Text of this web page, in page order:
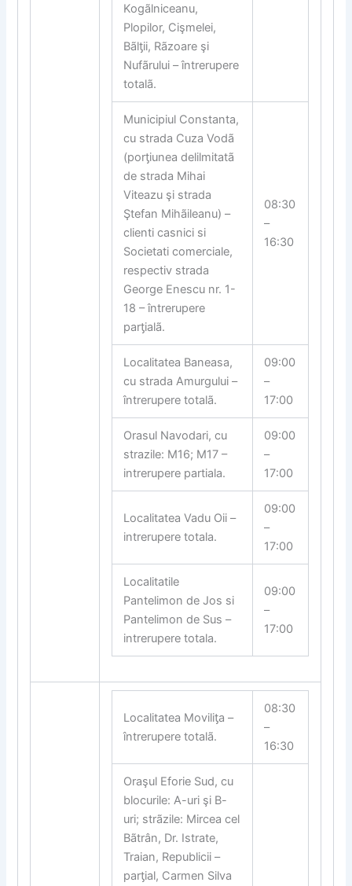
Kogãlniceanu,
Plopilor, Cişmelei,
Bãlƫii, Rãzoare şi
Nufãrului – întrerupere
totalã.
Municipiul Constanta,
cu strada Cuza Vodã
(porƫiunea delilmitatã
de strada Mihai
Viteazu şi strada
Ştefan Mihãileanu) –
clienti casnici si
Societati comerciale,
respectiv strada
George Enescu nr. 1-
18 – întrerupere
parƫialã.
08:30
–
16:30
Localitatea Baneasa,
cu strada Amurgului –
întrerupere totalã.
09:00
–
17:00
Orasul Navodari, cu
strazile: M16; M17 –
intrerupere partiala.
09:00
–
17:00
Localitatea Vadu Oii –
intrerupere totala.
09:00
–
17:00
Localitatile
Pantelimon de Jos si
Pantelimon de Sus –
intrerupere totala.
09:00
–
17:00
Localitatea Moviliƫa –
întrerupere totalã.
08:30
–
16:30
Oraşul Eforie Sud, cu
blocurile: A-uri şi B-
uri; strãzile: Mircea cel
Bãtrân, Dr. Istrate,
Traian, Republicii –
parƫial, Carmen Silva